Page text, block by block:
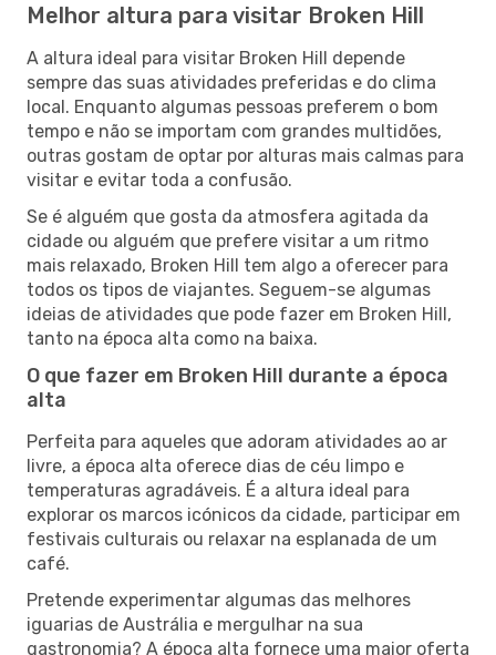
Melhor altura para visitar Broken Hill
A altura ideal para visitar Broken Hill depende
sempre das suas atividades preferidas e do clima
local. Enquanto algumas pessoas preferem o bom
tempo e não se importam com grandes multidões,
outras gostam de optar por alturas mais calmas para
visitar e evitar toda a confusão.
Se é alguém que gosta da atmosfera agitada da
cidade ou alguém que prefere visitar a um ritmo
mais relaxado, Broken Hill tem algo a oferecer para
todos os tipos de viajantes. Seguem-se algumas
ideias de atividades que pode fazer em Broken Hill,
tanto na época alta como na baixa.
O que fazer em Broken Hill durante a época
alta
Perfeita para aqueles que adoram atividades ao ar
livre, a época alta oferece dias de céu limpo e
temperaturas agradáveis. É a altura ideal para
explorar os marcos icónicos da cidade, participar em
festivais culturais ou relaxar na esplanada de um
café.
Pretende experimentar algumas das melhores
iguarias de Austrália e mergulhar na sua
gastronomia? A época alta fornece uma maior oferta